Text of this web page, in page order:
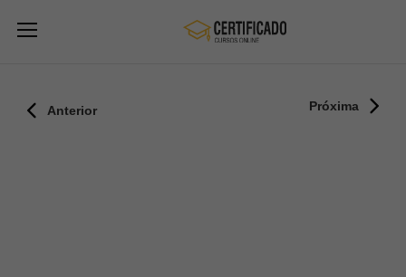
Anterior Próxima